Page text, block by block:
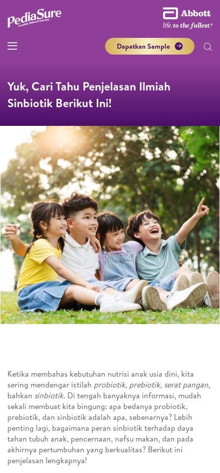
Dapatkan Sample
Yuk, Cari Tahu Penjelasan Ilmiah
Sinbiotik Berikut Ini!
Ketika membahas kebutuhan nutrisi anak usia dini, kita
sering mendengar istilah probiotik, prebiotik, serat pangan,
bahkan sinbiotik. Di tengah banyaknya informasi, mudah
sekali membuat kita bingung: apa bedanya probiotik,
prebiotik, dan sinbiotik adalah apa, sebenarnya? Lebih
penting lagi, bagaimana peran sinbiotik terhadap daya
tahan tubuh anak, pencernaan, nafsu makan, dan pada
akhirnya pertumbuhan yang berkualitas? Berikut ini
penjelasan lengkapnya!